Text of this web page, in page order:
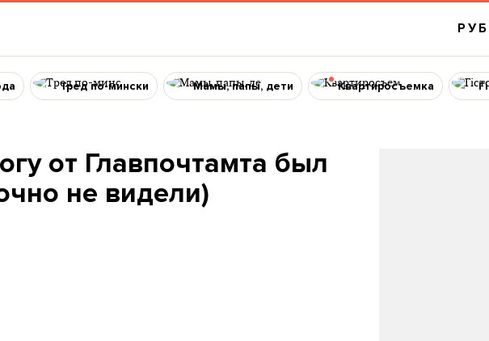
Тред по-мински Мамы, папы, дети Квартиросъемка
от Главпочтамта был
не видели)